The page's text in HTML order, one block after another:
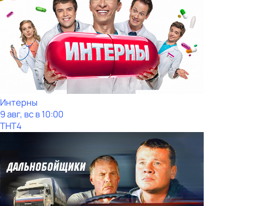
Интерны
9 авг, вс в 10:00
ТНТ4